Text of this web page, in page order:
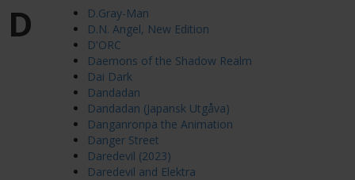
D
D.Gray-Man
D.N. Angel, New Edition
D'ORC
Daemons of the Shadow Realm
Dai Dark
Dandadan
Dandadan (Japansk Utgåva)
Danganronpa the Animation
Danger Street
Daredevil (2023)
Daredevil and Elektra